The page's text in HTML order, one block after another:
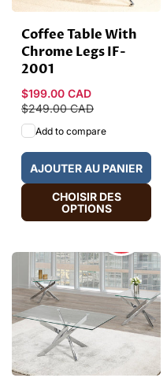
Coffee Table With
Chrome Legs IF-
2001
Prix
promotionnel
$199.00 CAD
$249.00 CAD
Add to compare
AJOUTER AU PANIER
CHOISIR DES
OPTIONS
HOT